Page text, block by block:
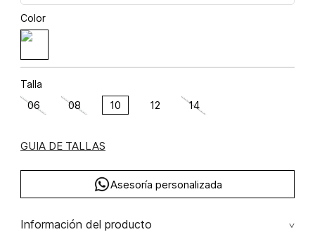
Color
Talla
06 08 10 12 14
GUIA DE TALLAS
Asesoría personalizada
Información del producto